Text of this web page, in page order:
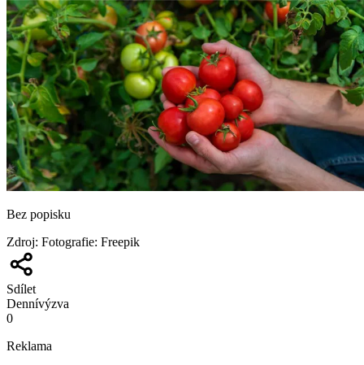
Bez popisku
Zdroj: Fotografie: Freepik
Sdílet
Dennívýzva
0
Reklama